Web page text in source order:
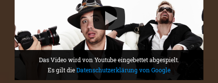
Das Video wird von Youtube eingebettet abgespielt.
Es gilt dieDatenschutzerklärung von Google